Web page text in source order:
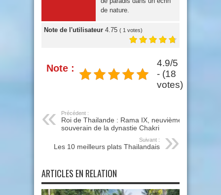
de nature.
Note de l'utilisateur 4.75 ( 1 votes)
Note :
4.9/5
- (18
votes)
Précédent :
Roi de Thailande : Rama IX, neuvième
souverain de la dynastie Chakri
Suivant :
Les 10 meilleurs plats Thailandais
ARTICLES EN RELATION